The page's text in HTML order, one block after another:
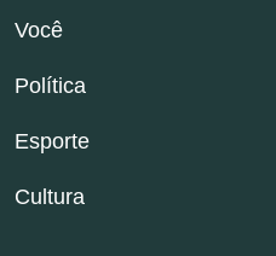
Você
Política
Esporte
Cultura